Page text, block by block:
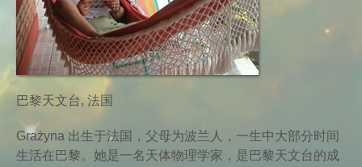
巴黎天文台, 法国
Grażyna 出生于法国，父母为波兰人，一生中大部分时间
生活在巴黎。她是一名天体物理学家，是巴黎天文台的成